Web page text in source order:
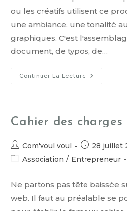
ou les créatifs utilisent ce
une ambiance, une tonalité
graphiques. C'est
document, de typos, de…
Continuer La Lecture
Cahier des charges
Com'voul voul
28 juillet
Association / Entrepreneur
Ne partons pas tête baissée
web. Il faut au préalable se